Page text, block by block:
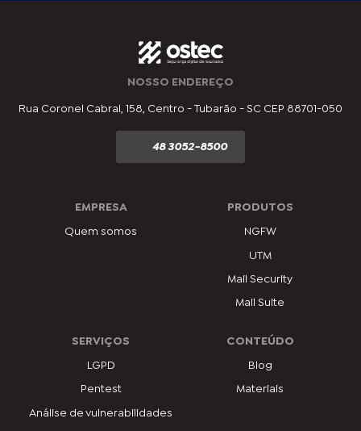
NOSSO ENDEREÇO
Rua Coronel Cabral, 158, Centro - Tubarão - SC CEP 88701-050
48 3052-8500
EMPRESA
Quem somos
PRODUTOS
NGFW
UTM
Mail Security
Mail Suite
SERVIÇOS
LGPD
Pentest
Análise de vulnerabilidades
CONTEÚDO
Blog
Materiais